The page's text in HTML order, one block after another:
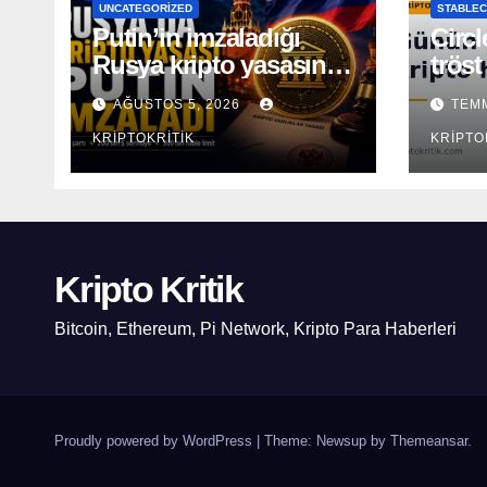
UNCATEGORIZED
Putin’in imzaladığı
Rusya kripto yasasının
kapsamı açıklandı
AĞUSTOS 5, 2026
KRIPTOKRITIK
tröst
Kripto Kritik
Bitcoin, Ethereum, Pi Network, Kripto Para Haberleri
Proudly powered by WordPress Theme: Newsup by Themeansar.